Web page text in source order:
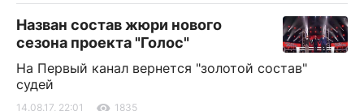
Назван состав жюри нового
сезона проекта "Голос"
На Первый канал вернется "золотой состав"
судей
14.08.17, 22:01 1835